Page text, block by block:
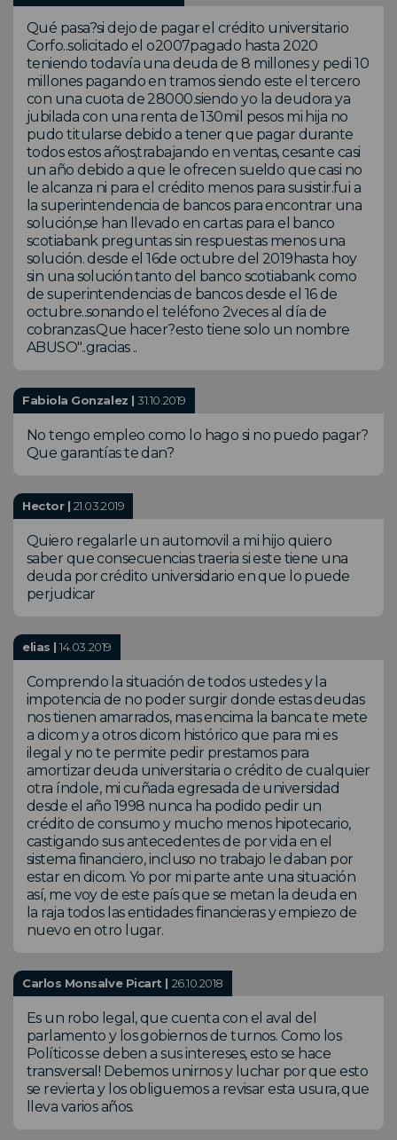
Qué pasa?si dejo de pagar el crédito universitario
Corfo..solicitado el o2007pagado hasta 2020
teniendo todavía una deuda de 8 millones y pedi 10
millones pagando en tramos siendo este el tercero
con una cuota de 28000.siendo yo la deudora ya
jubilada con una renta de 130mil pesos mi hija no
pudo titularse debido a tener que pagar durante
todos estos años,trabajando en ventas, cesante casi
un año debido a que le ofrecen sueldo que casi no
le alcanza ni para el crédito menos para susistir.fui a
la superintendencia de bancos para encontrar una
solución,se han llevado en cartas para el banco
scotiabank preguntas sin respuestas menos una
solución. desde el 16de octubre del 2019hasta hoy
sin una solución tanto del banco scotiabank como
de superintendencias de bancos desde el 16 de
octubre..sonando el teléfono 2veces al día de
cobranzas.Que hacer?esto tiene solo un nombre
ABUSO"..gracias ..
Fabiola Gonzalez |31.10.2019
No tengo empleo como lo hago si no puedo pagar?
Que garantías te dan?
Hector | 21.03.2019
Quiero regalarle un automovil a mi hijo quiero
saber que consecuencias traeria si este tiene una
deuda por crédito universidario en que lo puede
perjudicar
elias |14.03.2019
Comprendo la situación de todos ustedes y la
impotencia de no poder surgir donde estas deudas
nos tienen amarrados, mas encima la banca te mete
a dicom y a otros dicom histórico que para mi es
ilegal y no te permite pedir prestamos para
amortizar deuda universitaria o crédito de cualquier
otra índole, mi cuñada egresada de universidad
desde el año 1998 nunca ha podido pedir un
crédito de consumo y mucho menos hipotecario,
castigando sus antecedentes de por vida en el
sistema financiero, incluso no trabajo le daban por
estar en dicom. Yo por mi parte ante una situación
así, me voy de este país que se metan la deuda en
la raja todos las entidades financieras y empiezo de
nuevo en otro lugar.
Carlos Monsalve Picart | 26.10.2018
Es un robo legal, que cuenta con el aval del
parlamento y los gobiernos de turnos. Como los
Políticos se deben a sus intereses, esto se hace
transversal! Debemos unirnos y luchar por que esto
se revierta y los obliguemos a revisar esta usura, que
lleva varios años.